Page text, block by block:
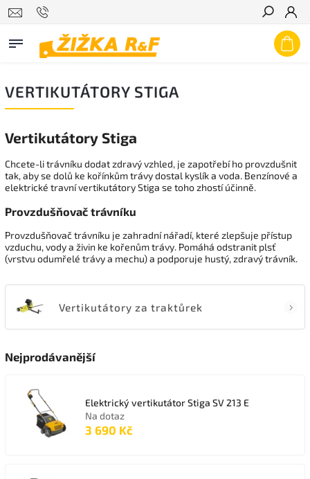
Hledat
VERTIKUTÁTORY STIGA
Vertikutátory Stiga
Chcete-li trávníku dodat zdravý vzhled, je zapotřebí ho provzdušnit
tak, aby se dolů ke kořínkům trávy dostal kyslík a voda. Benzínové a
elektrické travní vertikutátory Stiga se toho zhostí účinně.
Provzdušňovač trávníku
Provzdušňovač trávníku je zahradní nářadí, které zlepšuje přístup
vzduchu, vody a živin ke kořenům trávy. Pomáhá odstranit plsť
(vrstvu odumřelé trávy a mechu) a podporuje hustý, zdravý trávník.
Vertikutátory za traktůrek
Nejprodávanější
Elektrický vertikutátor Stiga SV 213 E
Na dotaz
3 690 Kč